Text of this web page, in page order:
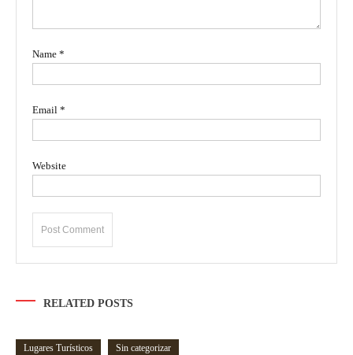
Name *
Email *
Website
RELATED POSTS
Lugares Turísticos Sin categorizar